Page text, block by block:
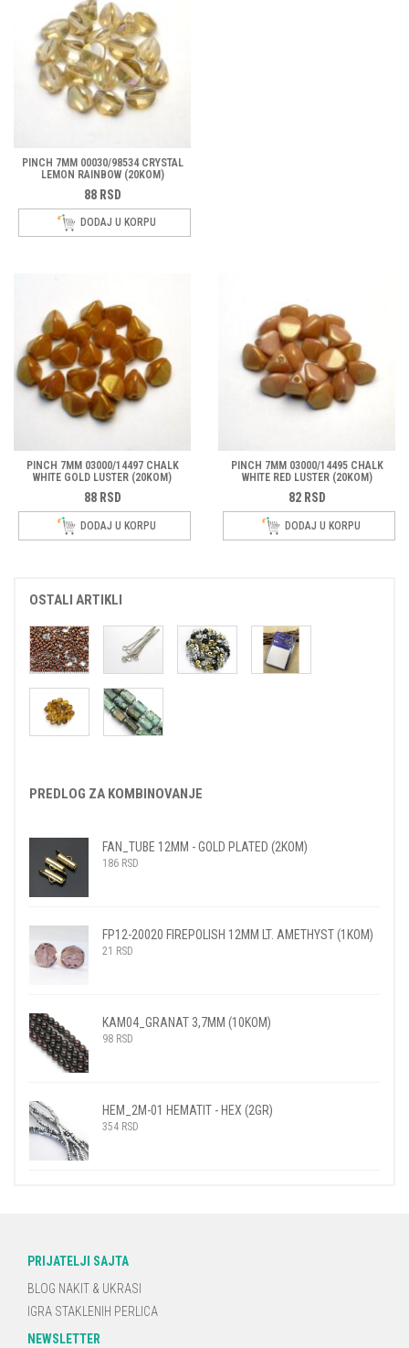
PINCH 7MM 00030/98534 CRYSTAL
LEMON RAINBOW (20KOM)
88 RSD
DODAJ U KORPU
PINCH 7MM 03000/14497 CHALK
WHITE GOLD LUSTER (20KOM)
88 RSD
DODAJ U KORPU
PINCH 7MM 03000/14495 CHALK
WHITE RED LUSTER (20KOM)
82 RSD
DODAJ U KORPU
OSTALI ARTIKLI
PREDLOG ZA KOMBINOVANJE
FAN_TUBE 12MM - GOLD PLATED (2KOM)
186 RSD
FP12-20020 FIREPOLISH 12MM LT. AMETHYST (1KOM)
21 RSD
KAM04_GRANAT 3,7MM (10KOM)
98 RSD
HEM_2M-01 HEMATIT - HEX (2GR)
354 RSD
PRIJATELJI SAJTA
BLOG NAKIT & UKRASI
IGRA STAKLENIH PERLICA
NEWSLETTER